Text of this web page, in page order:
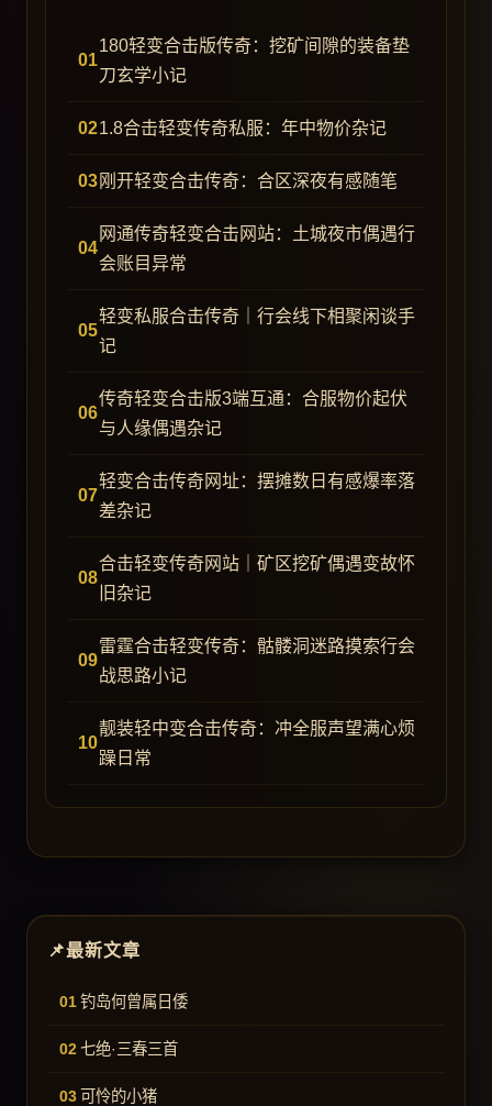
180轻变合击版传奇：挖矿间隙的装备垫
刀玄学小记
1.8合击轻变传奇私服：年中物价杂记
刚开轻变合击传奇：合区深夜有感随笔
网通传奇轻变合击网站：土城夜市偶遇行
会账目异常
轻变私服合击传奇｜行会线下相聚闲谈手
记
传奇轻变合击版3端互通：合服物价起伏
与人缘偶遇杂记
轻变合击传奇网址：摆摊数日有感爆率落
差杂记
合击轻变传奇网站｜矿区挖矿偶遇变故怀
旧杂记
雷霆合击轻变传奇：骷髅洞迷路摸索行会
战思路小记
靓装轻中变合击传奇：冲全服声望满心烦
躁日常
最新文章
钓岛何曾属日倭
七绝·三春三首
可怜的小猪